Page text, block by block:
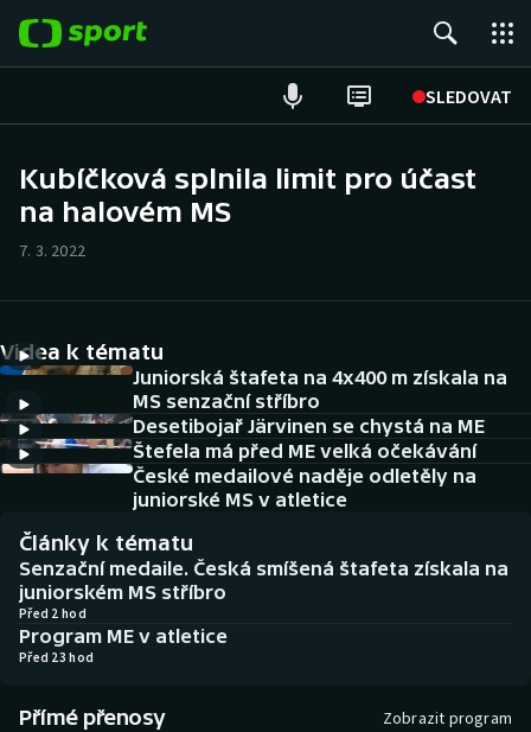
SLEDOVAT
Hokej
Cyklistika
DALŠÍ SPORTY
Americký fotbal
Baseball a softbal
Basketbal
Biatlon
Boby a skeleton
NEPŘEHLÉDNĚTE
Soutěže
Historické návraty
Aplikace ČT sport
AZ kvíz
Kubíčková splnila limit pro účast
na halovém MS
7. 3. 2022
Videa k tématu
Juniorská štafeta na 4x400 m získala na
MS senzační stříbro
Desetibojař Järvinen se chystá na ME
Štefela má před ME velká očekávání
České medailové naděje odletěly na
juniorské MS v atletice
Články k tématu
Senzační medaile. Česká smíšená štafeta získala na
juniorském MS stříbro
Před 2 hod
Program ME v atletice
Před 23 hod
Přímé přenosy Zobrazit program